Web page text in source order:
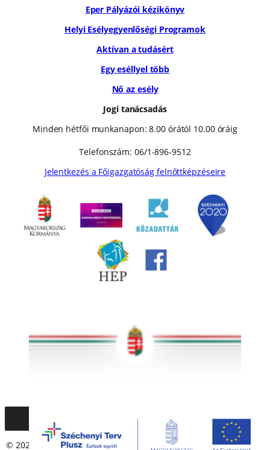
Eper Pályázói kézikönyv
Helyi Esélyegyenlőségi Programok
Aktívan a tudásért
Egy eséllyel több
Nő az esély
Jogi tanácsadás
Minden hétfői munkanapon: 8.00 órától 10.00 óráig
Telefonszám: 06/1-896-9512
Jelentkezés a Főigazgatóság felnőttképzéseire
© 2020 – 2021 Társadalmi Esélyteremtési Főigazgatóság. Minden